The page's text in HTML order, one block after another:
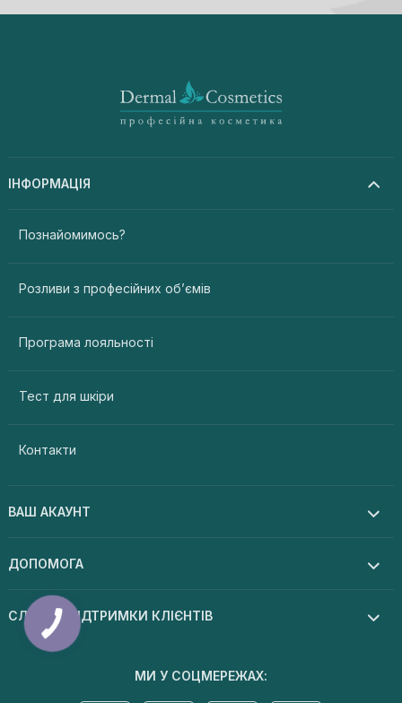
ІНФОРМАЦІЯ
Познайомимось?
Розливи з професійних об’ємів
Програма лояльності
Тест для шкіри
Контакти
ВАШ АКАУНТ
ДОПОМОГА
СЛУЖБА ПІДТРИМКИ КЛІЄНТІВ
МИ У СОЦМЕРЕЖАХ: